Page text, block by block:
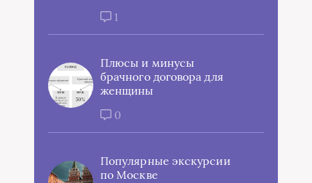
1
Плюсы и минусы
брачного договора для
женщины
0
Популярные экскурсии
по Москве